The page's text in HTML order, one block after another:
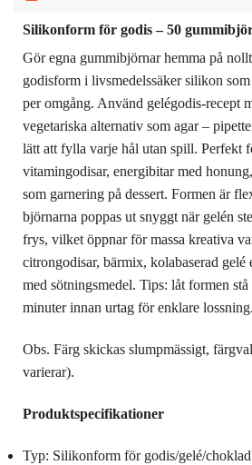
Silikonform för godis – 50
Gör egna gummibjörnar hemma på
godisform i livsmedelssäker silikon
per omgång. Använd gelégodis-recept
vegetariska alternativ som agar –
lätt att fylla varje hål utan spill. Perfekt
vitamingodisar, energibitar med
som garnering på dessert. Formen är
björnarna poppas ut snyggt när gelén
frys, vilket öppnar för massa kreativa
citrongodisar, bärmix, kolabaserad gelé
med sötningsmedel. Tips: låt formen
minuter innan urtag för enklare lossning.
Obs. Färg skickas slumpmässigt,
varierar).
Produktspecifikationer
Typ: Silikonform för godis/gelé/